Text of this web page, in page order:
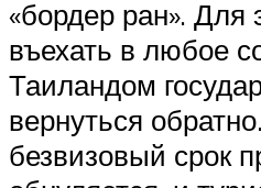
«бордер ран». Для
въехать в любое
Таиландом
вернуться
безвизовый срок